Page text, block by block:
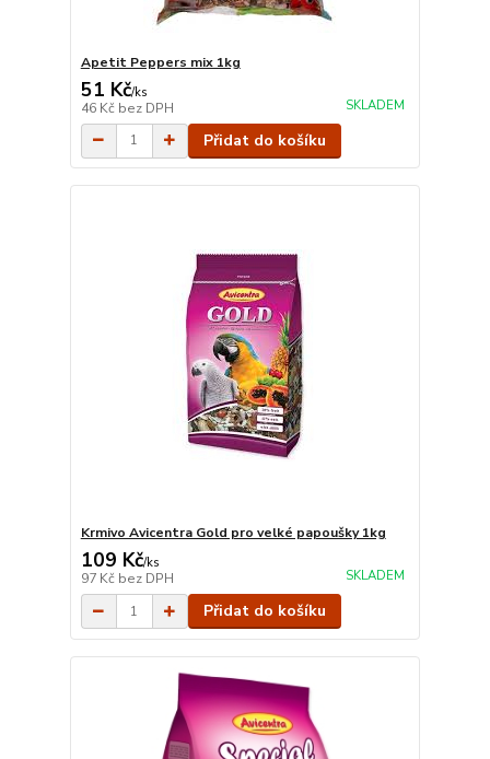
Apetit Peppers mix 1kg
51 Kč/ks
46 Kč bez DPH SKLADEM
Přidat do košíku
Krmivo Avicentra Gold pro velké papoušky 1kg
109 Kč/ks
97 Kč bez DPH SKLADEM
Přidat do košíku